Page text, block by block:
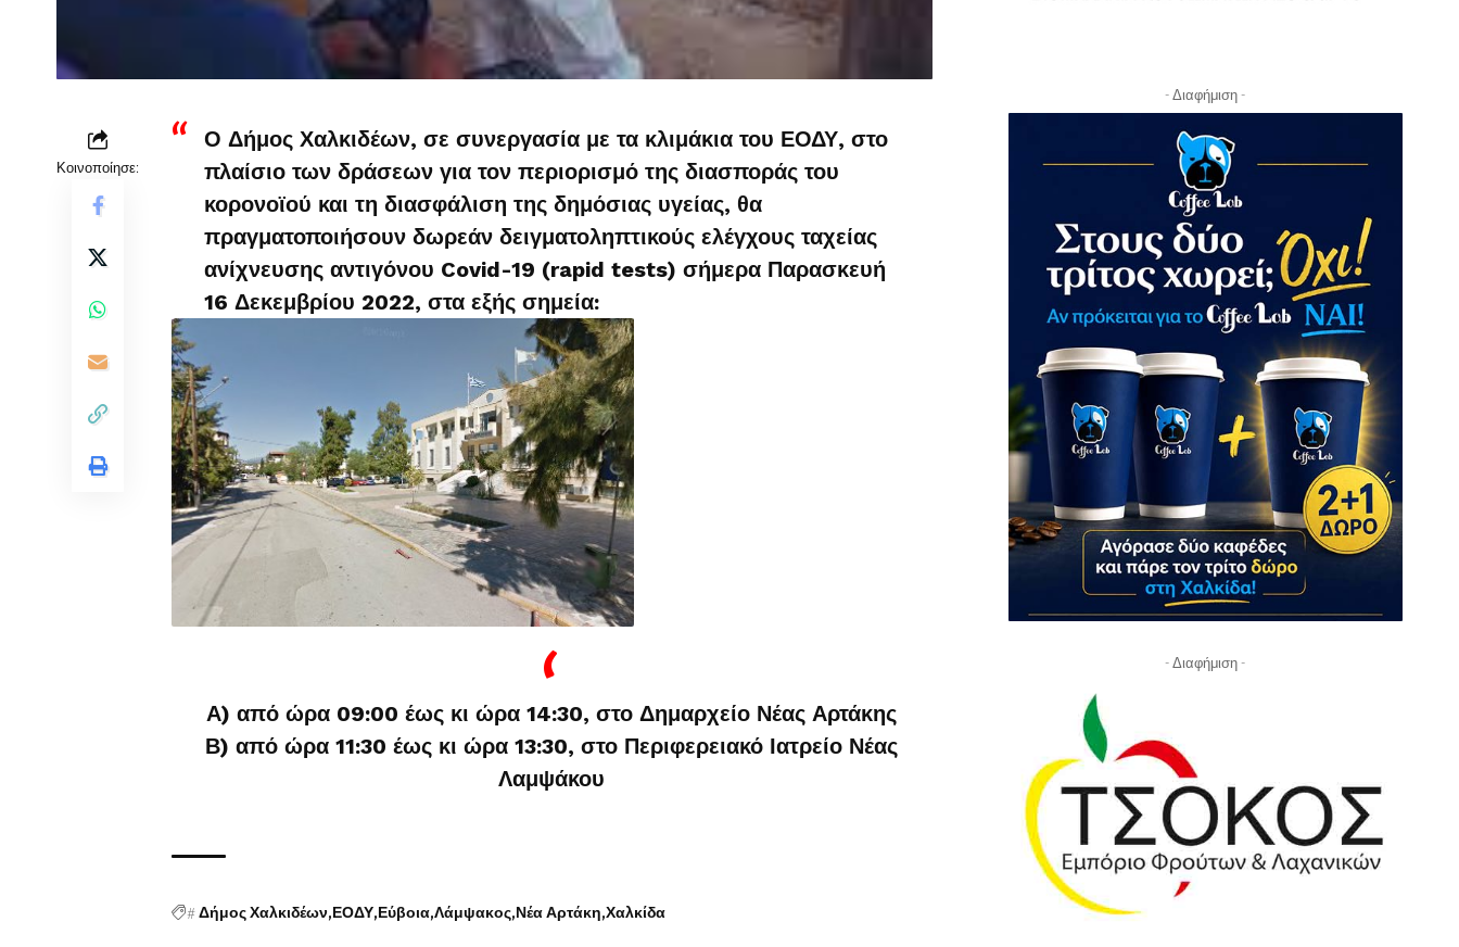
Κοινοποίησε:
Ο Δήμος Χαλκιδέων, σε συνεργασία με τα κλιμάκια του ΕΟΔΥ, στο
πλαίσιο των δράσεων για τον περιορισμό της διασποράς του
κορονοϊού και τη διασφάλιση της δημόσιας υγείας, θα
πραγματοποιήσουν δωρεάν δειγματοληπτικούς ελέγχους ταχείας
ανίχνευσης αντιγόνου Covid-19 (rapid tests) σήμερα Παρασκευή
16 Δεκεμβρίου 2022, στα εξής σημεία:
Α) από ώρα 09:00 έως κι ώρα 14:30, στο Δημαρχείο Νέας Αρτάκης
Β) από ώρα 11:30 έως κι ώρα 13:30, στο Περιφερειακό Ιατρείο Νέας
Λαμψάκου
#Δήμος Χαλκιδέων ΕΟΔΥ Εύβοια Λάμψακος Νέα Αρτάκη Χαλκίδα
- Διαφήμιση -
- Διαφήμιση -